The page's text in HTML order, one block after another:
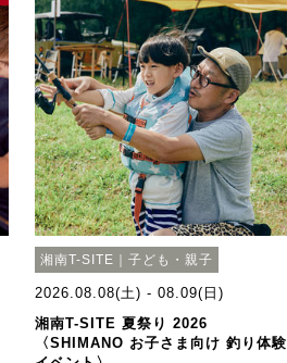
湘南T-SITE｜子ども・親子
2026.08.08(土) - 08.09(日)
湘南T-SITE 夏祭り 2026
〈SHIMANO お子さま向け 釣り体験